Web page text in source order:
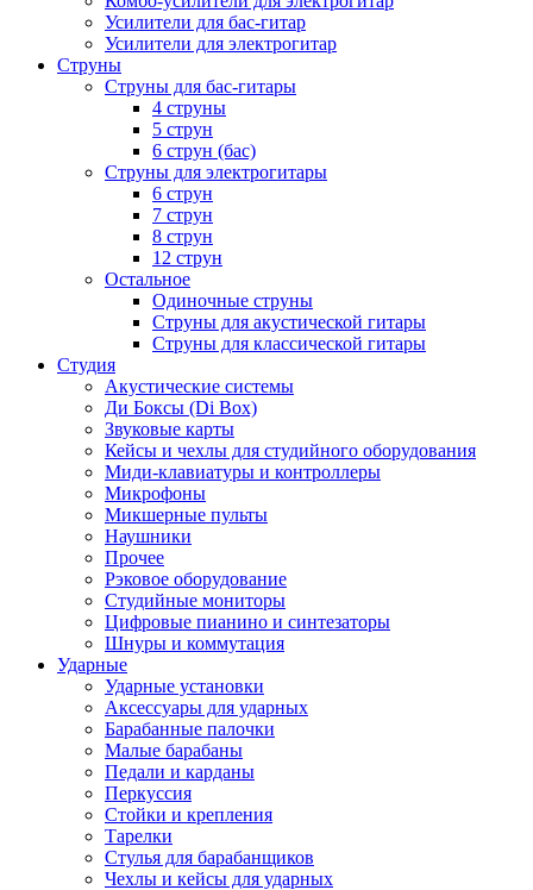
Усилители для бас-гитар
Усилители для электрогитар
Струны
Струны для бас-гитары
4 струны
5 струн
6 струн (бас)
Струны для электрогитары
6 струн
7 струн
8 струн
12 струн
Остальное
Одиночные струны
Струны для акустической гитары
Струны для классической гитары
Студия
Акустические системы
Ди Боксы (Di Box)
Звуковые карты
Кейсы и чехлы для студийного оборудования
Миди-клавиатуры и контроллеры
Микрофоны
Микшерные пульты
Наушники
Прочее
Рэковое оборудование
Студийные мониторы
Цифровые пианино и синтезаторы
Шнуры и коммутация
Ударные
Ударные установки
Аксессуары для ударных
Барабанные палочки
Малые барабаны
Педали и карданы
Перкуссия
Стойки и крепления
Тарелки
Стулья для барабанщиков
Чехлы и кейсы для ударных